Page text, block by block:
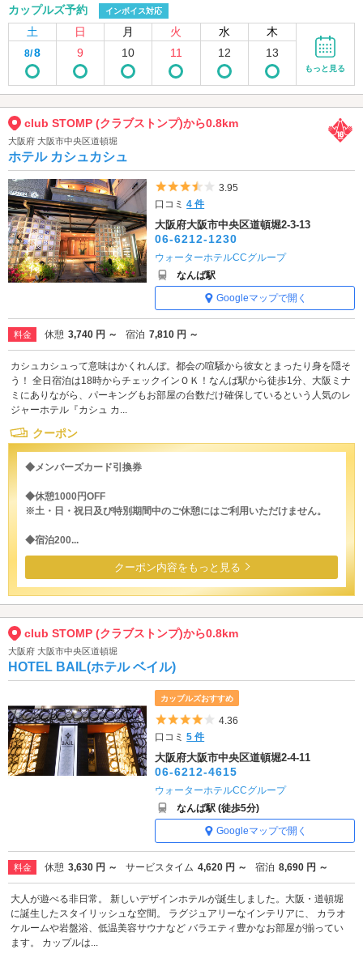
カップルズ予約 インボイス対応
土 日 月 火 水 木
8/8 9 10 11 12 13
もっと見る
club STOMP (クラブストンプ)から0.8km
大阪府 大阪市中央区道頓堀
ホテル カシュカシュ
5つ星のうち3.5
3.95
口コミ4 件
大阪府大阪市中央区道頓堀2-3-13
06-6212-1230
ウォーターホテルCCグループ
なんば駅
Googleマップで開く
料金 休憩 3,740 円 ～ 宿泊 7,810 円 ～
カシュカシュって意味はかくれんぼ。都会の喧騒から彼女とまったり身を隠そ
う！ 全日宿泊は18時からチェックインＯＫ！なんば駅から徒歩1分、大阪ミナ
ミにありながら、パーキングもお部屋の台数だけ確保しているという人気のレ
ジャーホテル『カシュ カ...
クーポン
◆メンバーズカード引換券
◆休憩1000円OFF
※土・日・祝日及び特別期間中のご休憩にはご利用いただけません。
◆宿泊200...
クーポン内容をもっと見る
club STOMP (クラブストンプ)から0.8km
大阪府 大阪市中央区道頓堀
HOTEL BAIL(ホテル ベイル)
カップルズおすすめ
5つ星のうち4
4.36
口コミ5 件
大阪府大阪市中央区道頓堀2-4-11
06-6212-4615
ウォーターホテルCCグループ
なんば駅 (徒歩5分)
Googleマップで開く
料金 休憩 3,630 円 ～ サービスタイム 4,620 円 ～ 宿泊 8,690 円 ～
大人が遊べる非日常。 新しいデザインホテルが誕生しました。大阪・道頓堀
に誕生したスタイリッシュな空間。 ラグジュアリーなインテリアに、 カラオ
ケルームや岩盤浴、低温美容サウナなど バラエティ豊かなお部屋が揃ってい
ます。 カップルは...